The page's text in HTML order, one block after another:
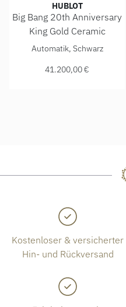
HUBLOT
Big Bang 20th Anniversary
King Gold Ceramic
Hublot Big Bang 20th
Automatik, Schwarz
41.200,00 €
Kostenloser & versicherter
Hin- und Rückversand